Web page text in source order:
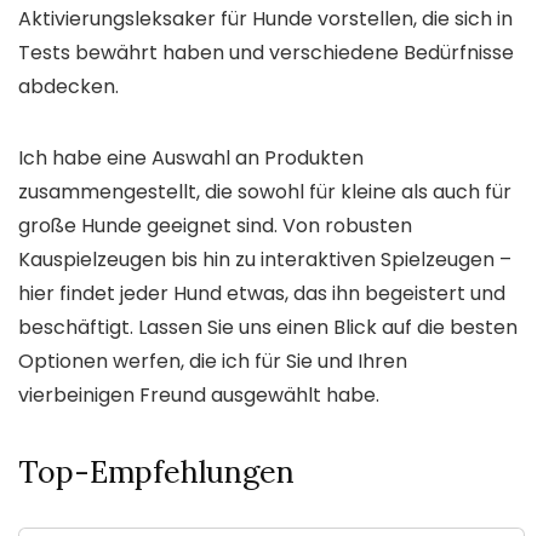
Aktivierungsleksaker für Hunde vorstellen, die sich in
Tests bewährt haben und verschiedene Bedürfnisse
abdecken.
Ich habe eine Auswahl an Produkten
zusammengestellt, die sowohl für kleine als auch für
große Hunde geeignet sind. Von robusten
Kauspielzeugen bis hin zu interaktiven Spielzeugen –
hier findet jeder Hund etwas, das ihn begeistert und
beschäftigt. Lassen Sie uns einen Blick auf die besten
Optionen werfen, die ich für Sie und Ihren
vierbeinigen Freund ausgewählt habe.
Top-Empfehlungen